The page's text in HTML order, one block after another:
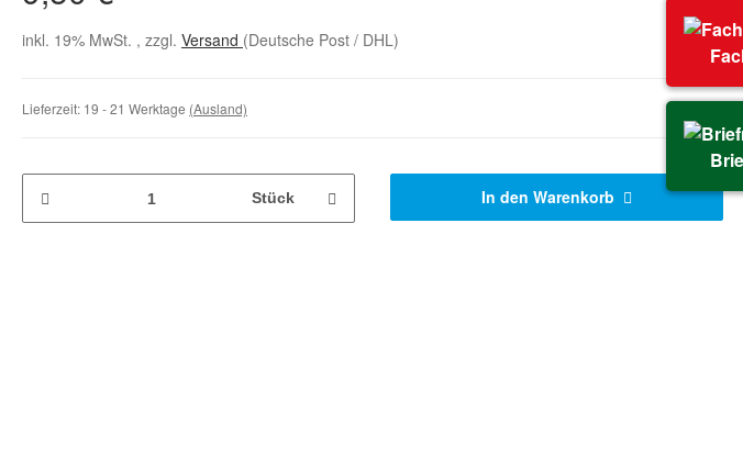
inkl. 19% MwSt. , zzgl. Versand (Deutsche Post / DHL)
Lieferzeit: 19 - 21 Werktage (Ausland)
Stück In den Warenkorb